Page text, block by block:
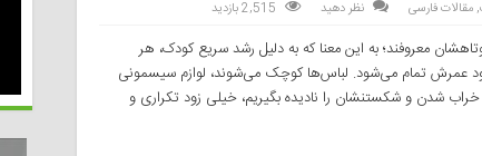
,مقالات فارسی نظر دهید 2,515 بازدید
معروفند؛ به این معنا که به دلیل رشد سریع کودک، هر
عمرش تمام می‌شود. لباس‌ها کوچک می‌شوند، لوازم سیسمونی
شدن و شکستنشان را نادیده بگیریم، خیلی زود تکراری و